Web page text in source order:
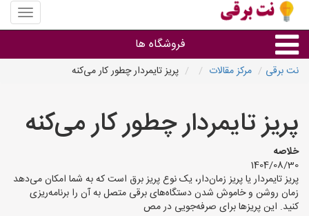
منوی
سایت
برقی
فروشگاه ها
سایر گروه ها
نت برقی مرکز مقالات پریز تایمردار چطور کار می‌کنه
پریز تایمردار چطور کار می‌کنه
خلاصه
1404/08/30
پریز تایمردار یا پریز زمان‌دار، یک نوع پریز برق است که به شما امکان می‌دهد
زمان روشن و خاموش شدن دستگاه‌های برقی متصل به آن را برنامه‌ریزی
کنید. این پریزها برای صرفه‌جویی در مص